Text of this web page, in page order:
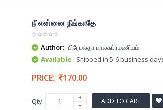
நீ என்னை நீங்காதே
Author: பிரேமலதா பாலசுப்ரமணியம்
Available- Shipped in 5-6 business
PRICE: 170.00
Qty: ADD TO CART